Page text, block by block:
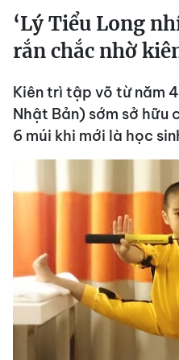
‘Lý Tiểu Long
rắn chắc nhờ
Kiên trì tập võ từ năm
Nhật Bản) sớm sở hữu
6 múi khi mới là học